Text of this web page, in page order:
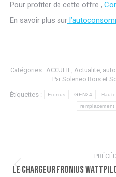
Pour profiter de cette offre ,
En savoir plus sur
Catégories : ACCUEIL, Actualite,
Par Soleneo Bois et
Étiquettes : Fronius GEN24
article
Le chargeur Fronius